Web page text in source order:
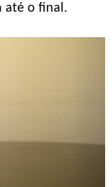
até o final.